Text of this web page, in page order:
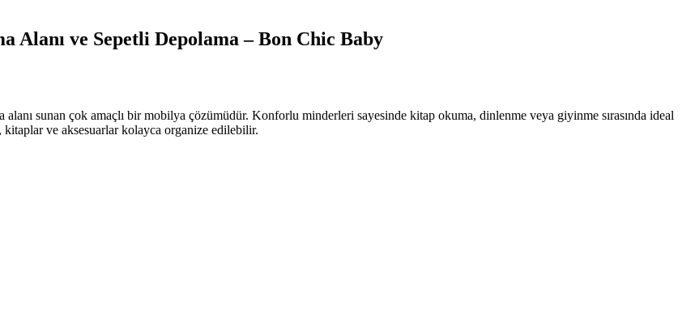
Alanı ve Sepetli Depolama – Bon Chic Baby
alanı sunan çok amaçlı bir mobilya çözümüdür. Konforlu minderleri sayesinde kitap okuma, dinlenme veya giyinme sırasında ideal
ve aksesuarlar kolayca organize edilebilir.